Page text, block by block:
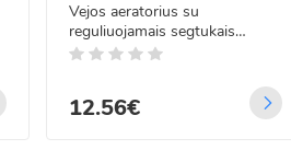
Vejos aeratorius su
reguliuojamais segtukais
Gardlov 20704
12.56€